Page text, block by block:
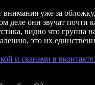
внимания уже за
деле они звучат почти
видно что группа
это их
и сканами в вконтакте.